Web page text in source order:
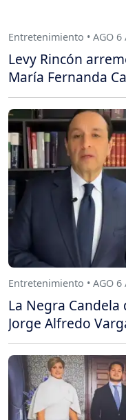
Entretenimiento • AGO 6
Levy Rincón
María Fernanda
Entretenimiento • AGO 6
La Negra
Jorge Alfredo